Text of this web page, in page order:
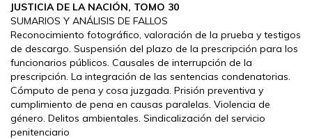
JUSTICIA DE LA NACIÓN, TOMO 30
SUMARIOS Y ANÁLISIS DE FALLOS
Reconocimiento fotográfico, valoración de la prueba y testigos
de descargo. Suspensión del plazo de la prescripción para los
funcionarios públicos. Causales de interrupción de la
prescripción. La integración de las sentencias condenatorias.
Cómputo de pena y cosa juzgada. Prisión preventiva y
cumplimiento de pena en causas paralelas. Violencia de
género. Delitos ambientales. Sindicalización del servicio
penitenciario